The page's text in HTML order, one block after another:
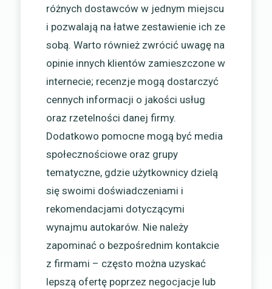
różnych dostawców w jednym miejscu
i pozwalają na łatwe zestawienie ich ze
sobą. Warto również zwrócić uwagę na
opinie innych klientów zamieszczone w
internecie; recenzje mogą dostarczyć
cennych informacji o jakości usług
oraz rzetelności danej firmy.
Dodatkowo pomocne mogą być media
społecznościowe oraz grupy
tematyczne, gdzie użytkownicy dzielą
się swoimi doświadczeniami i
rekomendacjami dotyczącymi
wynajmu autokarów. Nie należy
zapominać o bezpośrednim kontakcie
z firmami – często można uzyskać
lepszą ofertę poprzez negocjacje lub